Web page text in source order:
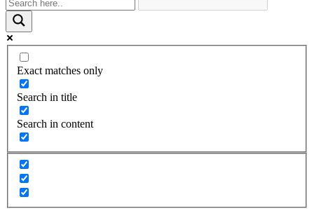
Exact matches only
Search in title
Search in content